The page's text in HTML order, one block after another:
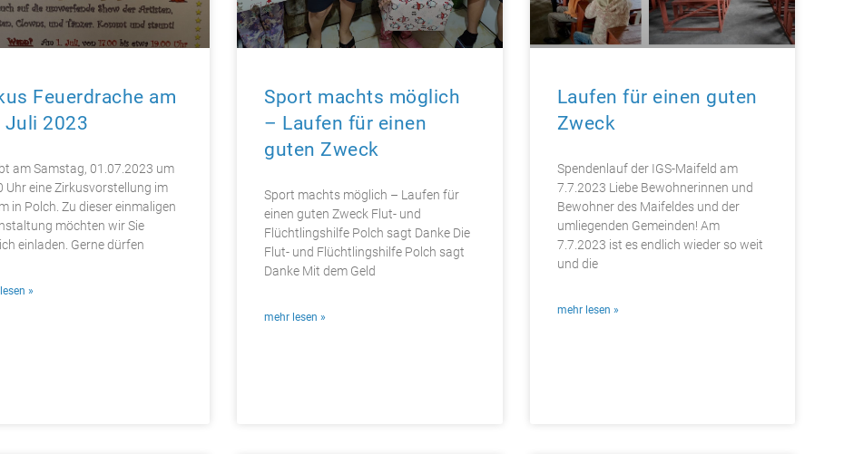
Feuerdrache am
Juli 2023
am Samstag, 01.07.2023 um
Uhr eine Zirkusvorstellung im
in Polch. Zu dieser einmaligen
möchten wir Sie
einladen. Gerne dürfen
»
Sport machts möglich
– Laufen für einen
guten Zweck
Sport machts möglich – Laufen für
einen guten Zweck Flut- und
Flüchtlingshilfe Polch sagt Danke Die
Flut- und Flüchtlingshilfe Polch sagt
Danke Mit dem Geld
mehr lesen »
Laufen für einen guten
Zweck
Spendenlauf der IGS-Maifeld am
7.7.2023 Liebe Bewohnerinnen und
Bewohner des Maifeldes und der
umliegenden Gemeinden! Am
7.7.2023 ist es endlich wieder so weit
und die
mehr lesen »